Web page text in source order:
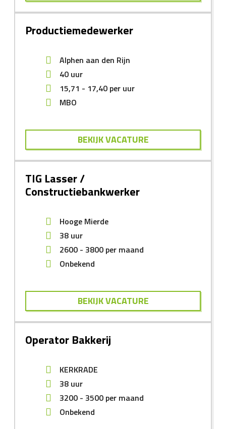
Productiemedewerker
Alphen aan den Rijn
40 uur
15,71 - 17,40 per uur
MBO
BEKIJK VACATURE
TIG Lasser /
Constructiebankwerker
Hooge Mierde
38 uur
2600 - 3800 per maand
Onbekend
BEKIJK VACATURE
Operator Bakkerij
KERKRADE
38 uur
3200 - 3500 per maand
Onbekend